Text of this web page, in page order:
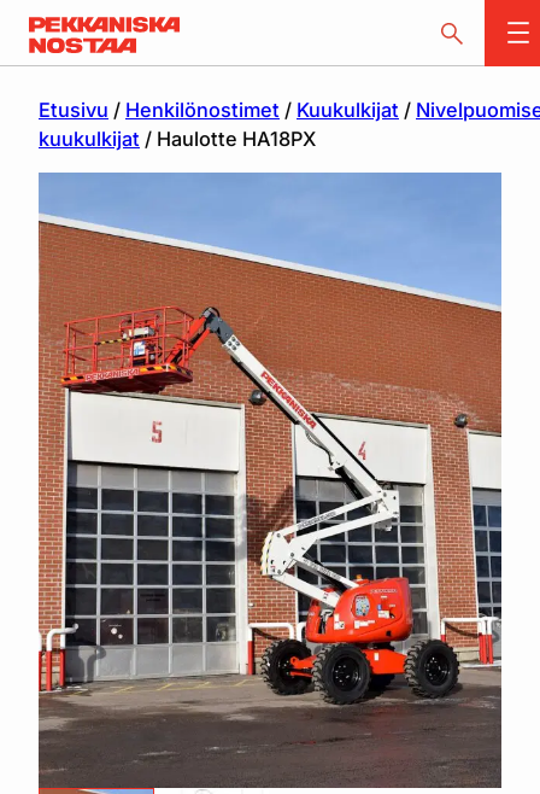
Etusivu / Henkilönostimet / Kuukulkijat /
kuukulkijat / Haulotte HA18PX